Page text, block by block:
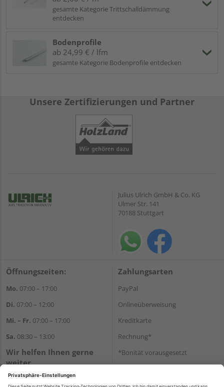
gesamte Kategorie Trittschalldämmung
entdecken
Bodenprofile
ab 24,99 € / lfm
gesamte Kategorie Bodenprofile entdecken
Unsere Zertifizierungen und Partner
Julius Ulrich GmbH & Co. KG
Ulmer Str. 141
70188 Stuttgart
Öffnungszeiten:
Mo. 07:00 – 17:00
Di. 07:00 – 12:00
Mi. – Fr. 07:00 – 17:00
Sa. 08:30 – 13:00
Wir helfen Ihnen gerne
weiter
Tel.:+49 711 168520
Zahlungsarten
PayPal
Onlineüberweisung
Kreditkarte
Rechnung*
*Bonität vorausgesetzt